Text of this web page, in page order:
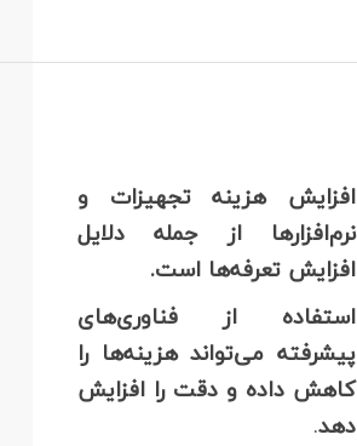
افزایش هزینه تجهیزات و
نرم‌افزارها از جمله دلایل
افزایش تعرفه‌ها است.
استفاده از فناوری‌های
پیشرفته می‌تواند هزینه‌ها را
کاهش داده و دقت را افزایش
دهد.